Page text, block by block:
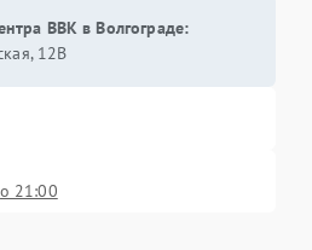
BBK в Волгограде:
12В
21:00